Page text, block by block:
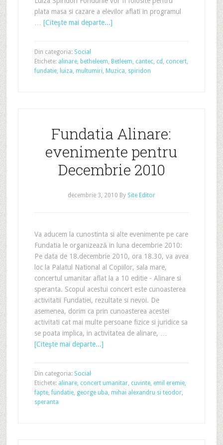
plata masa si cazare a elevilor aflati in programul
[Citeşte mai departe...]
Din categoria: Social
Etichete: alinare, betheleem, Betleem, cantec, cd , concert,
fundatie, luiza, multumiri, Muzica, spiridon
Fundatia Alinare:
evenimente pentru
Decembrie 2010
decembrie 3, 2010 By Site Editor
Va aducem la cunostinta si alte evenimente pe care
Fundatia le organizează in luna decembrie 2010:
Pe data de 18.decembrie 2010, ora 18.30, va avea
loc la Palatul National al Copiilor, sala mare,
concertul umanitar aflat la a 10 editie - Alinare si
speranta. Scopul acestui concert este cunoasterea
activitatii Fundatiei, rezultate si nevoi. De
asemenea, dorim ca prin cunoasterea acestei
activitati cat mai multe persoane fizice si juridice sa
se poata implica, in activitatea de alinare, …
[Citeşte mai departe...]
Din categoria: Social
Etichete: alinare, concert umanitar, cuvinte, emil eremie,
fapte,fundatie, george uba, mihai alexandru si teodor,
speranta